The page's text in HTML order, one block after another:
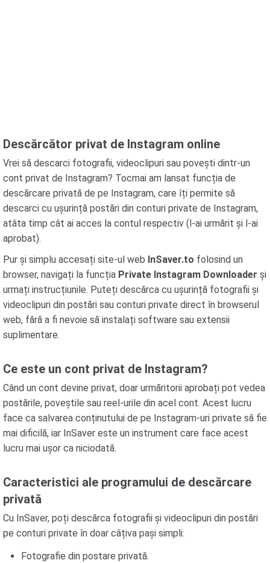
Descărcător privat de Instagram online
Vrei să descarci fotografii, videoclipuri sau povești dintr-un
cont privat de Instagram? Tocmai am lansat funcția de
descărcare privată de pe Instagram, care îți permite să
descarci cu ușurință postări din conturi private de Instagram,
atâta timp cât ai acces la contul respectiv (l-ai urmărit și l-ai
aprobat).
Pur și simplu accesați site-ul web InSaver.to folosind un
browser, navigați la funcția Private Instagram Downloader și
urmați instrucțiunile. Puteți descărca cu ușurință fotografii și
videoclipuri din postări sau conturi private direct în browserul
web, fără a fi nevoie să instalați software sau extensii
suplimentare.
Ce este un cont privat de Instagram?
Când un cont devine privat, doar urmăritorii aprobați pot vedea
postările, poveștile sau reel-urile din acel cont. Acest lucru
face ca salvarea conținutului de pe Instagram-uri private să fie
mai dificilă, iar InSaver este un instrument care face acest
lucru mai ușor ca niciodată.
Caracteristici ale programului de descărcare
privată
Cu InSaver, poți descărca fotografii și videoclipuri din postări
pe conturi private în doar câțiva pași simpli:
Fotografie din postare privată.